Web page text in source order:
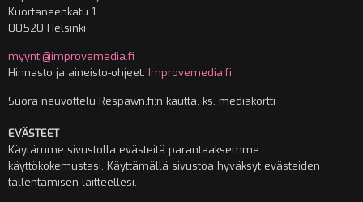
Kuortaneenkatu 1
00520 Helsinki
myynti@improvemedia.fi
Hinnasto ja aineisto-ohjeet: Improvemedia.fi
Suora neuvottelu Respawn.fi:n kautta, ks. mediakortti
EVÄSTEET
Käytämme sivustolla evästeitä parantaaksemme
käyttökokemustasi. Käyttämällä sivustoa hyväksyt evästeiden
tallentamisen laitteellesi.